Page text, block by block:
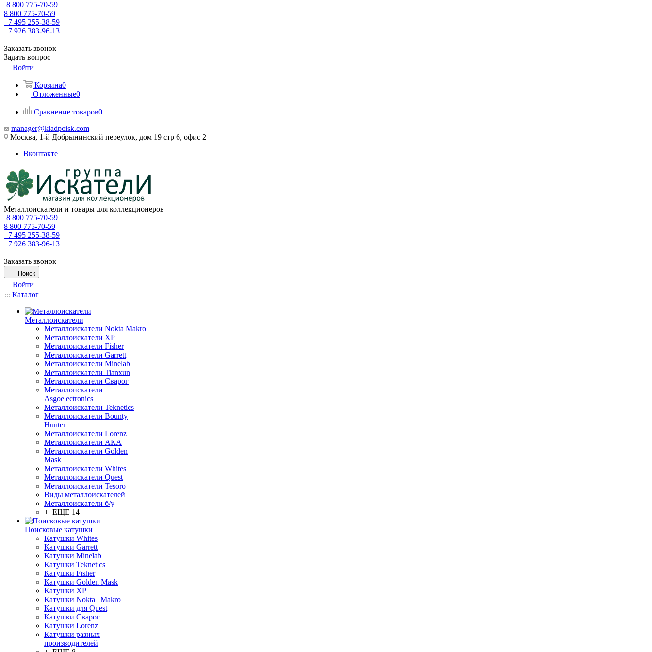
8 800 775-70-59
8 800 775-70-59
+7 495 255-38-59
+7 926 383-96-13
Заказать звонок
Задать вопрос
Войти
Корзина0
Отложенные0
Сравнение товаров0
manager@kladpoisk.com
Москва, 1-й Добрынинский переулок, дом 19 стр 6, офис 2
Вконтакте
Металлоискатели и товары для коллекционеров
8 800 775-70-59
8 800 775-70-59
+7 495 255-38-59
+7 926 383-96-13
Заказать звонок
Поиск
Войти
Каталог
Металлоискатели
Металлоискатели Nokta Makro
Металлоискатели XP
Металлоискатели Fisher
Металлоискатели Garrett
Металлоискатели Minelab
Металлоискатели Tianxun
Металлоискатели Сварог
Металлоискатели
Asgoelectronics
Металлоискатели Teknetics
Металлоискатели Bounty
Hunter
Металлоискатели Lorenz
Металлоискатели АКА
Металлоискатели Golden
Mask
Металлоискатели Whites
Металлоискатели Quest
Металлоискатели Tesoro
Виды металлоискателей
Металлоискатели б/у
+ ЕЩЕ 14
Поисковые катушки
Катушки Whites
Катушки Garrett
Катушки Minelab
Катушки Teknetics
Катушки Fisher
Катушки Golden Mask
Катушки XP
Катушки Nokta | Makro
Катушки для Quest
Катушки Сварог
Катушки Lorenz
Катушки разных
производителей